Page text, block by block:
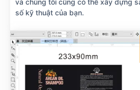
số kỹ thuật của bạn.